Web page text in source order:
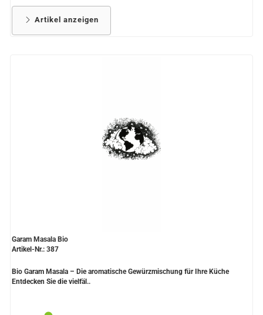
Artikel anzeigen
Garam Masala Bio
Artikel-Nr.: 387
Bio Garam Masala – Die aromatische Gewürzmischung für Ihre Küche
Entdecken Sie die vielfäl..